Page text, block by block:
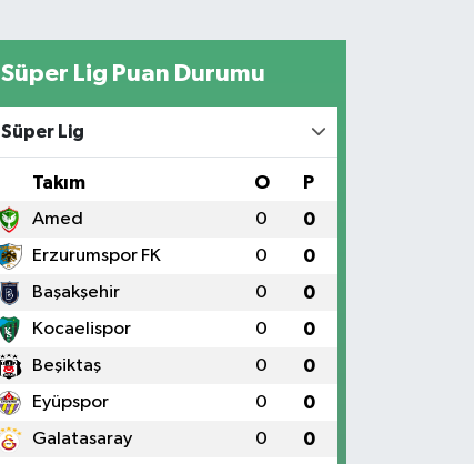
Süper Lig Puan Durumu
Süper Lig
Takım O P
Amed 0 0
Erzurumspor FK 0 0
Başakşehir 0 0
Kocaelispor 0 0
Beşiktaş 0 0
Eyüpspor 0 0
Galatasaray 0 0